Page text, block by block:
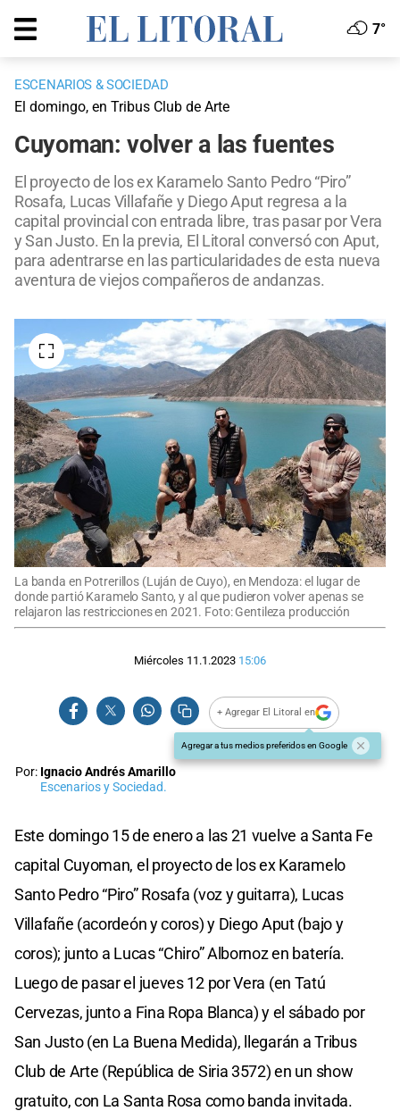
7°
ESCENARIOS & SOCIEDAD
El domingo, en Tribus Club de Arte
Cuyoman: volver a las fuentes
El proyecto de los ex Karamelo Santo Pedro “Piro”
Rosafa, Lucas Villafañe y Diego Aput regresa a la
capital provincial con entrada libre, tras pasar por Vera
y San Justo. En la previa, El Litoral conversó con Aput,
para adentrarse en las particularidades de esta nueva
aventura de viejos compañeros de andanzas.
La banda en Potrerillos (Luján de Cuyo), en Mendoza: el lugar de
donde partió Karamelo Santo, y al que pudieron volver apenas se
relajaron las restricciones en 2021. Foto: Gentileza producción
Miércoles 11.1.2023 15:06
+ Agregar El Litoral en
Agregar a tus medios preferidos en Google
Por: Ignacio Andrés Amarillo
Escenarios y Sociedad.
Este domingo 15 de enero a las 21 vuelve a Santa Fe
capital Cuyoman, el proyecto de los ex Karamelo
Santo Pedro “Piro” Rosafa (voz y guitarra), Lucas
Villafañe (acordeón y coros) y Diego Aput (bajo y
coros); junto a Lucas “Chiro” Albornoz en batería.
Luego de pasar el jueves 12 por Vera (en Tatú
Cervezas, junto a Fina Ropa Blanca) y el sábado por
San Justo (en La Buena Medida), llegarán a Tribus
Club de Arte (República de Siria 3572) en un show
gratuito, con La Santa Rosa como banda invitada.